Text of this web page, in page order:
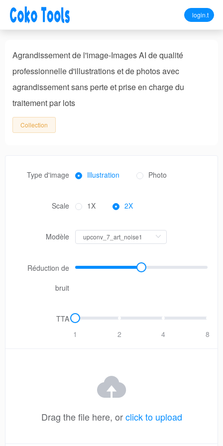
login.t
Agrandissement de l'image-Images AI de qualité
professionnelle d'illustrations et de photos avec
agrandissement sans perte et prise en charge du
traitement par lots
Collection
Type d'image Illustration Photo
Scale 1X 2X
Modèle
Réduction de
bruit
TTA
1
2 4 8
Drag the file here, orclick to upload